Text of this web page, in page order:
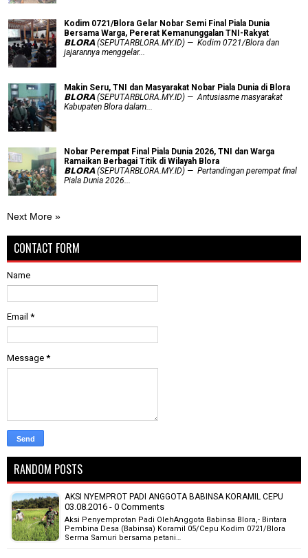
Kodim 0721/Blora Gelar Nobar Semi Final Piala Dunia
Bersama Warga, Pererat Kemanunggalan TNI-Rakyat
𝗕𝗟𝗢𝗥𝗔 (SEPUTARBLORA.MY.ID) — Kodim 0721/Blora dan
jajarannya menggelar...
Makin Seru, TNI dan Masyarakat Nobar Piala Dunia di Blora
𝗕𝗟𝗢𝗥𝗔 (SEPUTARBLORA.MY.ID) — Antusiasme masyarakat
Kabupaten Blora dalam...
Nobar Perempat Final Piala Dunia 2026, TNI dan Warga
Ramaikan Berbagai Titik di Wilayah Blora
𝗕𝗟𝗢𝗥𝗔 (SEPUTARBLORA.MY.ID) — Pertandingan perempat final
Piala Dunia 2026...
Next More »
CONTACT FORM
Name
Email *
Message *
RANDOM POSTS
AKSI NYEMPROT PADI ANGGOTA BABINSA KORAMIL CEPU
03.08.2016 - 0 Comments
Aksi Penyemprotan Padi OlehAnggota Babinsa Blora,- Bintara
Pembina Desa (Babinsa) Koramil 05/Cepu Kodim 0721/Blora
Serma Samuri bersama petani…